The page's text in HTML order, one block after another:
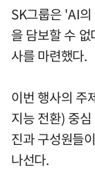
SK그룹은 'AI
을 담보할 수
사를 마련했다.
이번 행사의 주
지능 전환) 중
진과 구성원들
나선다.